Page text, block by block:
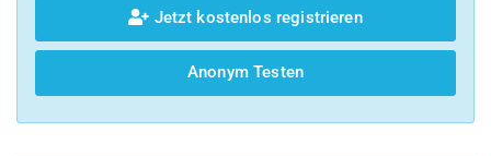
Jetzt kostenlos registrieren
Anonym Testen